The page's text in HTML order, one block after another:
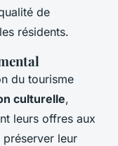
de
résidents.
du tourisme
culturelle,
leurs offres aux
leur